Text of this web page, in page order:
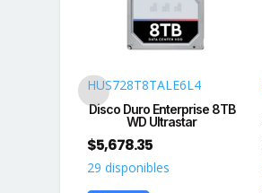
HUS728T8TALE6L4
Disco Duro Enterprise 8TB
WD Ultrastar
$5,678.35
29 disponibles